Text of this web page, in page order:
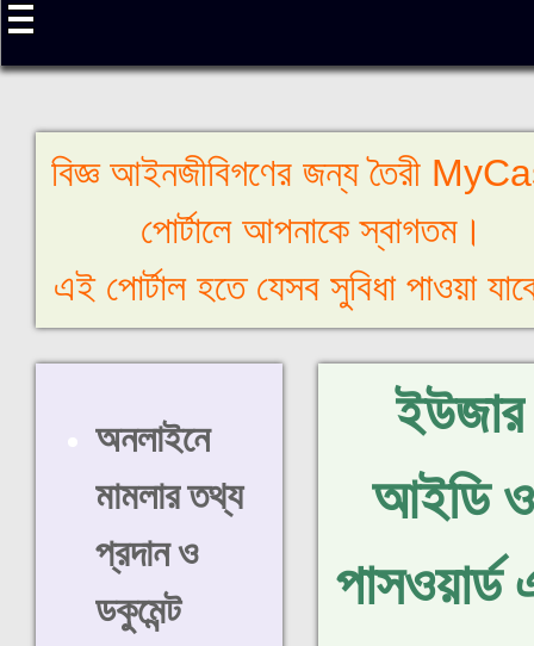
বিজ্ঞ আইনজীবিগণের জন্য তৈরী
পোর্টালে আপনাকে স্বাগতম।
এই পোর্টাল হতে যেসব সুবিধা পাওয়া
অনলাইনে
মামলার তথ্য
প্রদান ও
ডকুমেন্ট
ইউজার
আইডি ও
পাসওয়ার্ড